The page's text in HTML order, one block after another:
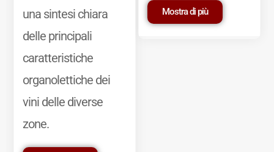
una sintesi chiara
delle principali
caratteristiche
organolettiche dei
vini delle diverse
zone.
Mostra di più